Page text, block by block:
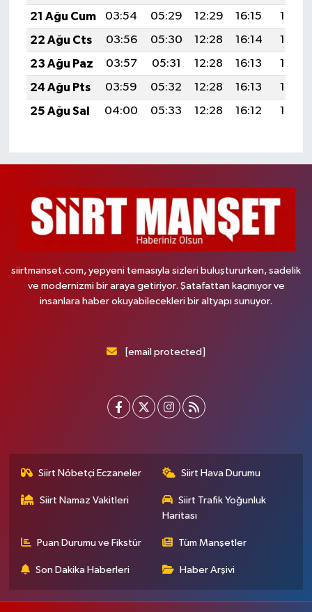
21 Ağu Cum
03:54 05:29 12:29 16:15
19:18
22 Ağu Cts
03:56 05:30 12:28 16:14
19:17
23 Ağu Paz
03:57 05:31 12:28 16:13
19:15
24 Ağu Pts
03:59 05:32 12:28 16:13
19:14
25 Ağu Sal
04:00 05:33 12:28 16:12 19:12
siirtmanset.com, yepyeni temasıyla sizleri buluştururken, sadelik
ve modernizmi bir araya getiriyor. Şatafattan kaçınıyor ve
insanlara haber okuyabilecekleri bir altyapı sunuyor.
[email protected]
Siirt Nöbetçi Eczaneler Siirt Hava Durumu
Siirt Namaz Vakitleri
Siirt Trafik Yoğunluk
Haritası
Puan Durumu ve Fikstür Tüm Manşetler
Son Dakika Haberleri Haber Arşivi